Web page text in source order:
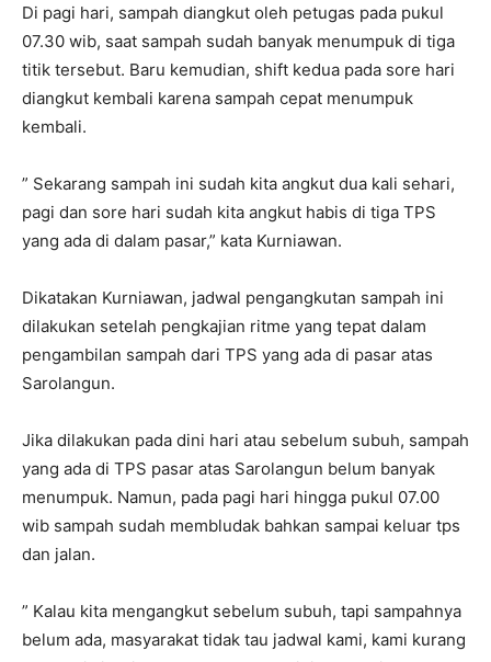
Di pagi hari, sampah diangkut oleh petugas pada pukul
07.30 wib, saat sampah sudah banyak menumpuk di tiga
titik tersebut. Baru kemudian, shift kedua pada sore hari
diangkut kembali karena sampah cepat menumpuk
kembali.
” Sekarang sampah ini sudah kita angkut dua kali sehari,
pagi dan sore hari sudah kita angkut habis di tiga TPS
yang ada di dalam pasar,” kata Kurniawan.
Dikatakan Kurniawan, jadwal pengangkutan sampah ini
dilakukan setelah pengkajian ritme yang tepat dalam
pengambilan sampah dari TPS yang ada di pasar atas
Sarolangun.
Jika dilakukan pada dini hari atau sebelum subuh, sampah
yang ada di TPS pasar atas Sarolangun belum banyak
menumpuk. Namun, pada pagi hari hingga pukul 07.00
wib sampah sudah membludak bahkan sampai keluar tps
dan jalan.
” Kalau kita mengangkut sebelum subuh, tapi sampahnya
belum ada, masyarakat tidak tau jadwal kami, kami kurang